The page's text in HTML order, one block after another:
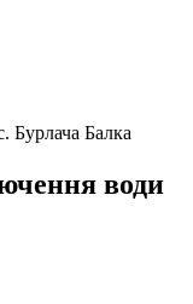
Бурлача Балка
води